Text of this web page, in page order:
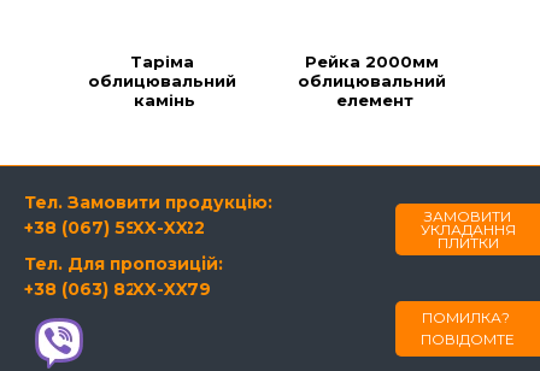
Таріма
облицювальний
камінь
Рейка 2000мм
облицювальний
елемент
Тел. Замовити продукцію:
+38 (067) 594-21-22
XX-XX
Тел. Для пропозицій:
+38 (063) 820-60-79
XX-XX
ЗАМОВИТИ
УКЛАДАННЯ
ПЛИТКИ
ПОМИЛКА?
ПОВІДОМТЕ